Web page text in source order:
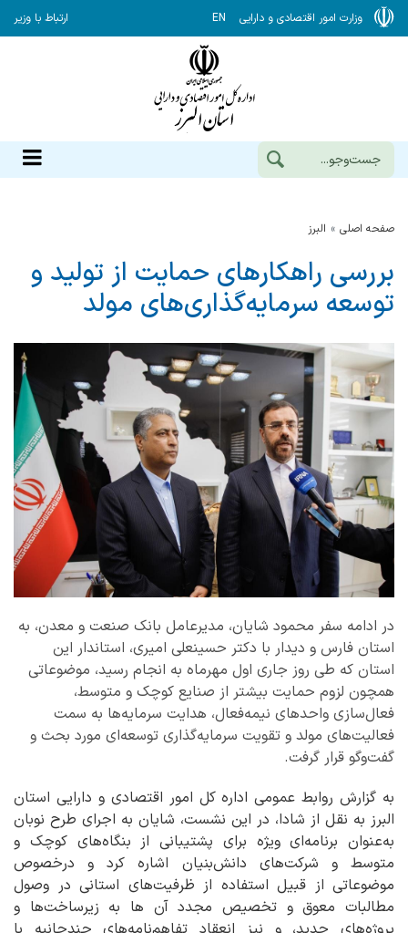
وزارت امور اقتصادی و دارایی EN ارتباط با وزیر
صفحه اصلی البرز
بررسی راهکارهای حمایت از تولید و
توسعه سرمایه‌گذاری‌های مولد
در ادامه سفر محمود شایان، مدیرعامل بانک صنعت و معدن، به
استان فارس و دیدار با دکتر حسینعلی امیری، استاندار این
استان که طی روز جاری اول مهرماه به انجام رسید، موضوعاتی
همچون لزوم حمایت بیشتر از صنایع کوچک و متوسط،
فعال‌سازی واحدهای نیمه‌فعال، هدایت سرمایه‌ها به سمت
فعالیت‌های مولد و تقویت سرمایه‌گذاری توسعه‌ای مورد بحث و
گفت‌وگو قرار گرفت.
به گزارش روابط عمومی اداره کل امور اقتصادی و دارایی استان
البرز به نقل از شادا، در این نشست، شایان به اجرای طرح نوبان
به‌عنوان برنامه‌ای ویژه برای پشتیبانی از بنگاه‌های کوچک و
متوسط و شرکت‌های دانش‌بنیان اشاره کرد و درخصوص
موضوعاتی از قبیل استفاده از ظرفیت‌های استانی در وصول
مطالبات معوق و تخصیص مجدد آن ها به زیرساخت‌ها و